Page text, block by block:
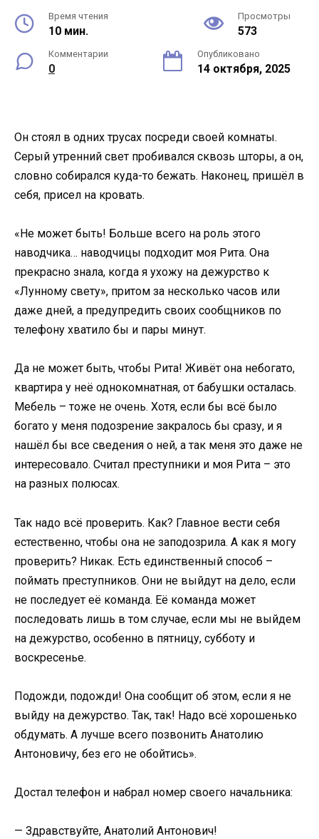
Время чтения
10 мин.
Просмотры
573
Комментарии
0
Опубликовано
14 октября, 2025
Он стоял в одних трусах посреди своей комнаты.
Серый утренний свет пробивался сквозь шторы, а он,
словно собирался куда-то бежать. Наконец, пришёл в
себя, присел на кровать.
«Не может быть! Больше всего на роль этого
наводчика… наводчицы подходит моя Рита. Она
прекрасно знала, когда я ухожу на дежурство к
«Лунному свету», притом за несколько часов или
даже дней, а предупредить своих сообщников по
телефону хватило бы и пары минут.
Да не может быть, чтобы Рита! Живёт она небогато,
квартира у неё однокомнатная, от бабушки осталась.
Мебель – тоже не очень. Хотя, если бы всё было
богато у меня подозрение закралось бы сразу, и я
нашёл бы все сведения о ней, а так меня это даже не
интересовало. Считал преступники и моя Рита – это
на разных полюсах.
Так надо всё проверить. Как? Главное вести себя
естественно, чтобы она не заподозрила. А как я могу
проверить? Никак. Есть единственный способ –
поймать преступников. Они не выйдут на дело, если
не последует её команда. Её команда может
последовать лишь в том случае, если мы не выйдем
на дежурство, особенно в пятницу, субботу и
воскресенье.
Подожди, подожди! Она сообщит об этом, если я не
выйду на дежурство. Так, так! Надо всё хорошенько
обдумать. А лучше всего позвонить Анатолию
Антоновичу, без его не обойтись».
Достал телефон и набрал номер своего начальника:
— Здравствуйте, Анатолий Антонович!